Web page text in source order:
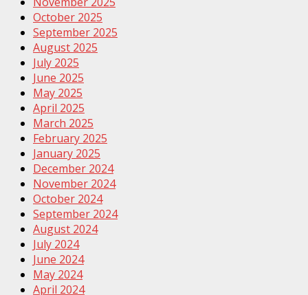
October 2025
September 2025
August 2025
July 2025
June 2025
May 2025
April 2025
March 2025
February 2025
January 2025
December 2024
November 2024
October 2024
September 2024
August 2024
July 2024
June 2024
May 2024
April 2024